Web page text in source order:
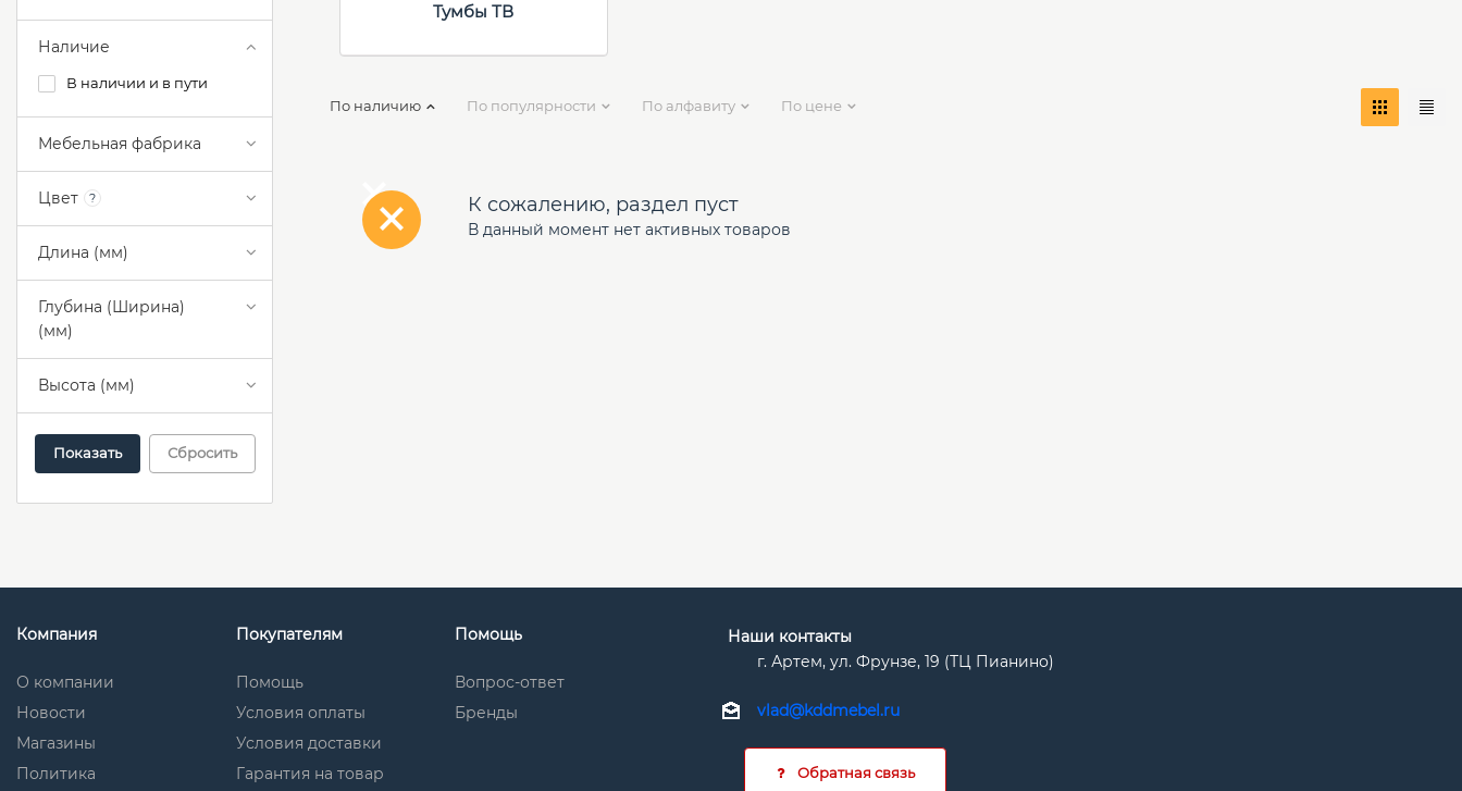
Тумбы ТВ
По наличию По популярности По алфавиту По цене
К сожалению, раздел пуст
В данный момент нет активных товаров
Наличие
В наличии и в пути
Мебельная фабрика
Цвет ?
Длина (мм)
Глубина (Ширина)
(мм)
Высота (мм)
Сбросить
Компания
О компании
Новости
Магазины
Политика
Покупателям
Помощь
Условия оплаты
Условия доставки
Гарантия на товар
Помощь
Вопрос-ответ
Бренды
Наши контакты
г. Артем, ул. Фрунзе, 19 (ТЦ Пианино)
vlad@kddmebel.ru
Обратная связь